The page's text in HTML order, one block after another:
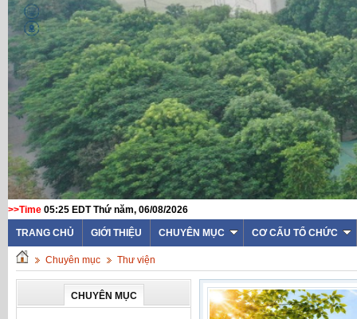
>>Time 05:25 EDT Thứ năm, 06/08/2026
TRANG CHỦ GIỚI THIỆU CHUYÊN MỤC CƠ CẤU TỔ CHỨC
Chuyên mục Thư viện
CHUYÊN MỤC